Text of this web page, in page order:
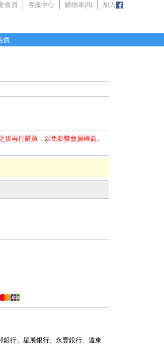
會員 客服中心 購物車(0) 加入
價
再行購買，以免影響會員權益。
行、星展銀行、永豐銀行、遠東